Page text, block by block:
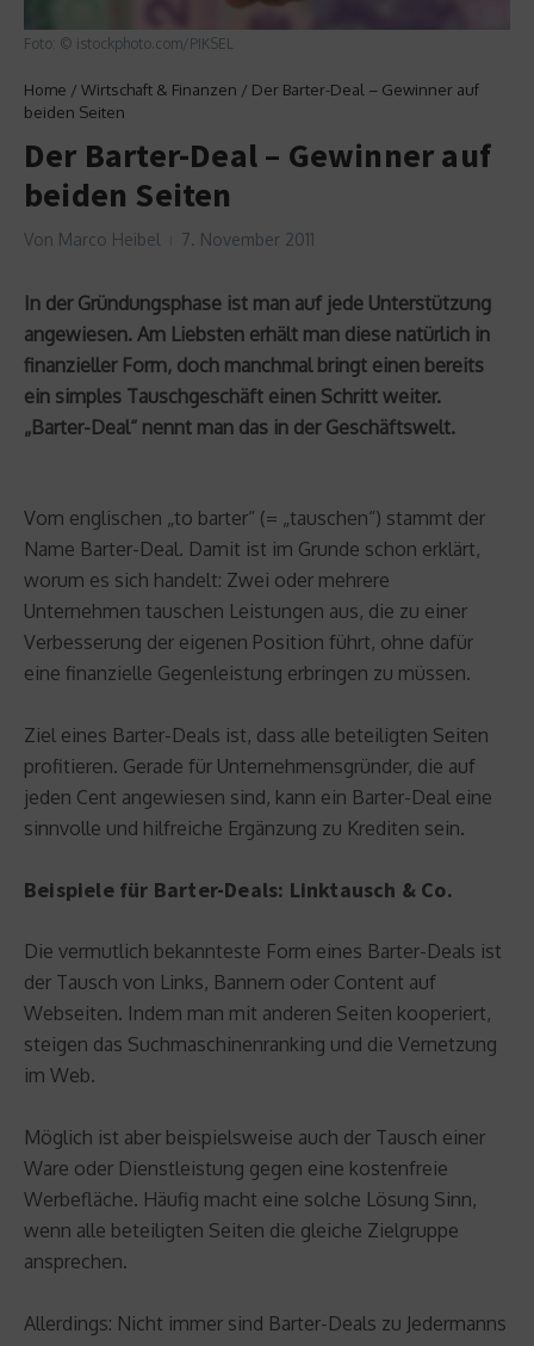
Foto: © istockphoto.com/PIKSEL
Home / Wirtschaft & Finanzen / Der Barter-Deal – Gewinner auf
beiden Seiten
Der Barter-Deal – Gewinner auf
beiden Seiten
Von Marco Heibel 7. November 2011
In der Gründungsphase ist man auf jede Unterstützung
angewiesen. Am Liebsten erhält man diese natürlich in
finanzieller Form, doch manchmal bringt einen bereits
ein simples Tauschgeschäft einen Schritt weiter.
„Barter-Deal“ nennt man das in der Geschäftswelt.
Vom englischen „to barter“ (= „tauschen“) stammt der
Name Barter-Deal. Damit ist im Grunde schon erklärt,
worum es sich handelt: Zwei oder mehrere
Unternehmen tauschen Leistungen aus, die zu einer
Verbesserung der eigenen Position führt, ohne dafür
eine finanzielle Gegenleistung erbringen zu müssen.
Ziel eines Barter-Deals ist, dass alle beteiligten Seiten
profitieren. Gerade für Unternehmensgründer, die auf
jeden Cent angewiesen sind, kann ein Barter-Deal eine
sinnvolle und hilfreiche Ergänzung zu Krediten sein.
Beispiele für Barter-Deals: Linktausch & Co.
Die vermutlich bekannteste Form eines Barter-Deals ist
der Tausch von Links, Bannern oder Content auf
Webseiten. Indem man mit anderen Seiten kooperiert,
steigen das Suchmaschinenranking und die Vernetzung
im Web.
Möglich ist aber beispielsweise auch der Tausch einer
Ware oder Dienstleistung gegen eine kostenfreie
Werbefläche. Häufig macht eine solche Lösung Sinn,
wenn alle beteiligten Seiten die gleiche Zielgruppe
ansprechen.
Allerdings: Nicht immer sind Barter-Deals zu Jedermanns